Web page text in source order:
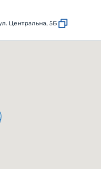
Центральна, 5Б